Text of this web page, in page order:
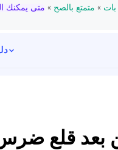
بات » متمتع بالصح » متى يمكنك
بعد قلع ضرس